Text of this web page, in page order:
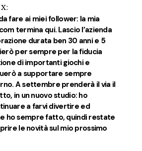
:
fare ai miei follower: la mia
termina qui. Lascio l’azienda
durata ben 30 anni e 5
per sempre per la fiducia
di importanti giochi e
a supportare sempre
A settembre prenderà il via il
in un nuovo studio: ho
a farvi divertire ed
ho sempre fatto, quindi restate
le novità sul mio prossimo